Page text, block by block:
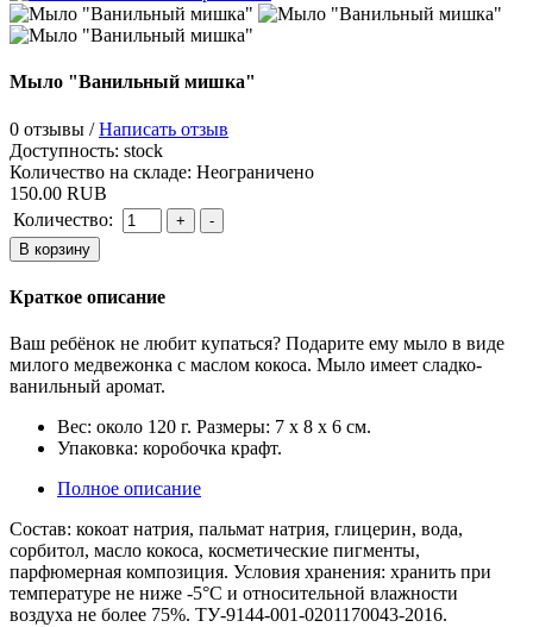
Мыло "Ванильный мишка"
0 отзывы /Написать отзыв
Доступность: stock
Количество на складе: Неограничено
150.00 RUB
Количество:
Краткое описание
Ваш ребёнок не любит купаться? Подарите ему мыло в виде
милого медвежонка с маслом кокоса. Мыло имеет сладко-
ванильный аромат.
Вес: около 120 г. Размеры: 7 х 8 х 6 см.
Упаковка: коробочка крафт.
Полное описание
Состав: кокоат натрия, пальмат натрия, глицерин, вода,
сорбитол, масло кокоса, косметические пигменты,
парфюмерная композиция. Условия хранения: хранить при
температуре не ниже -5°C и относительной влажности
воздуха не более 75%. ТУ-9144-001-0201170043-2016.